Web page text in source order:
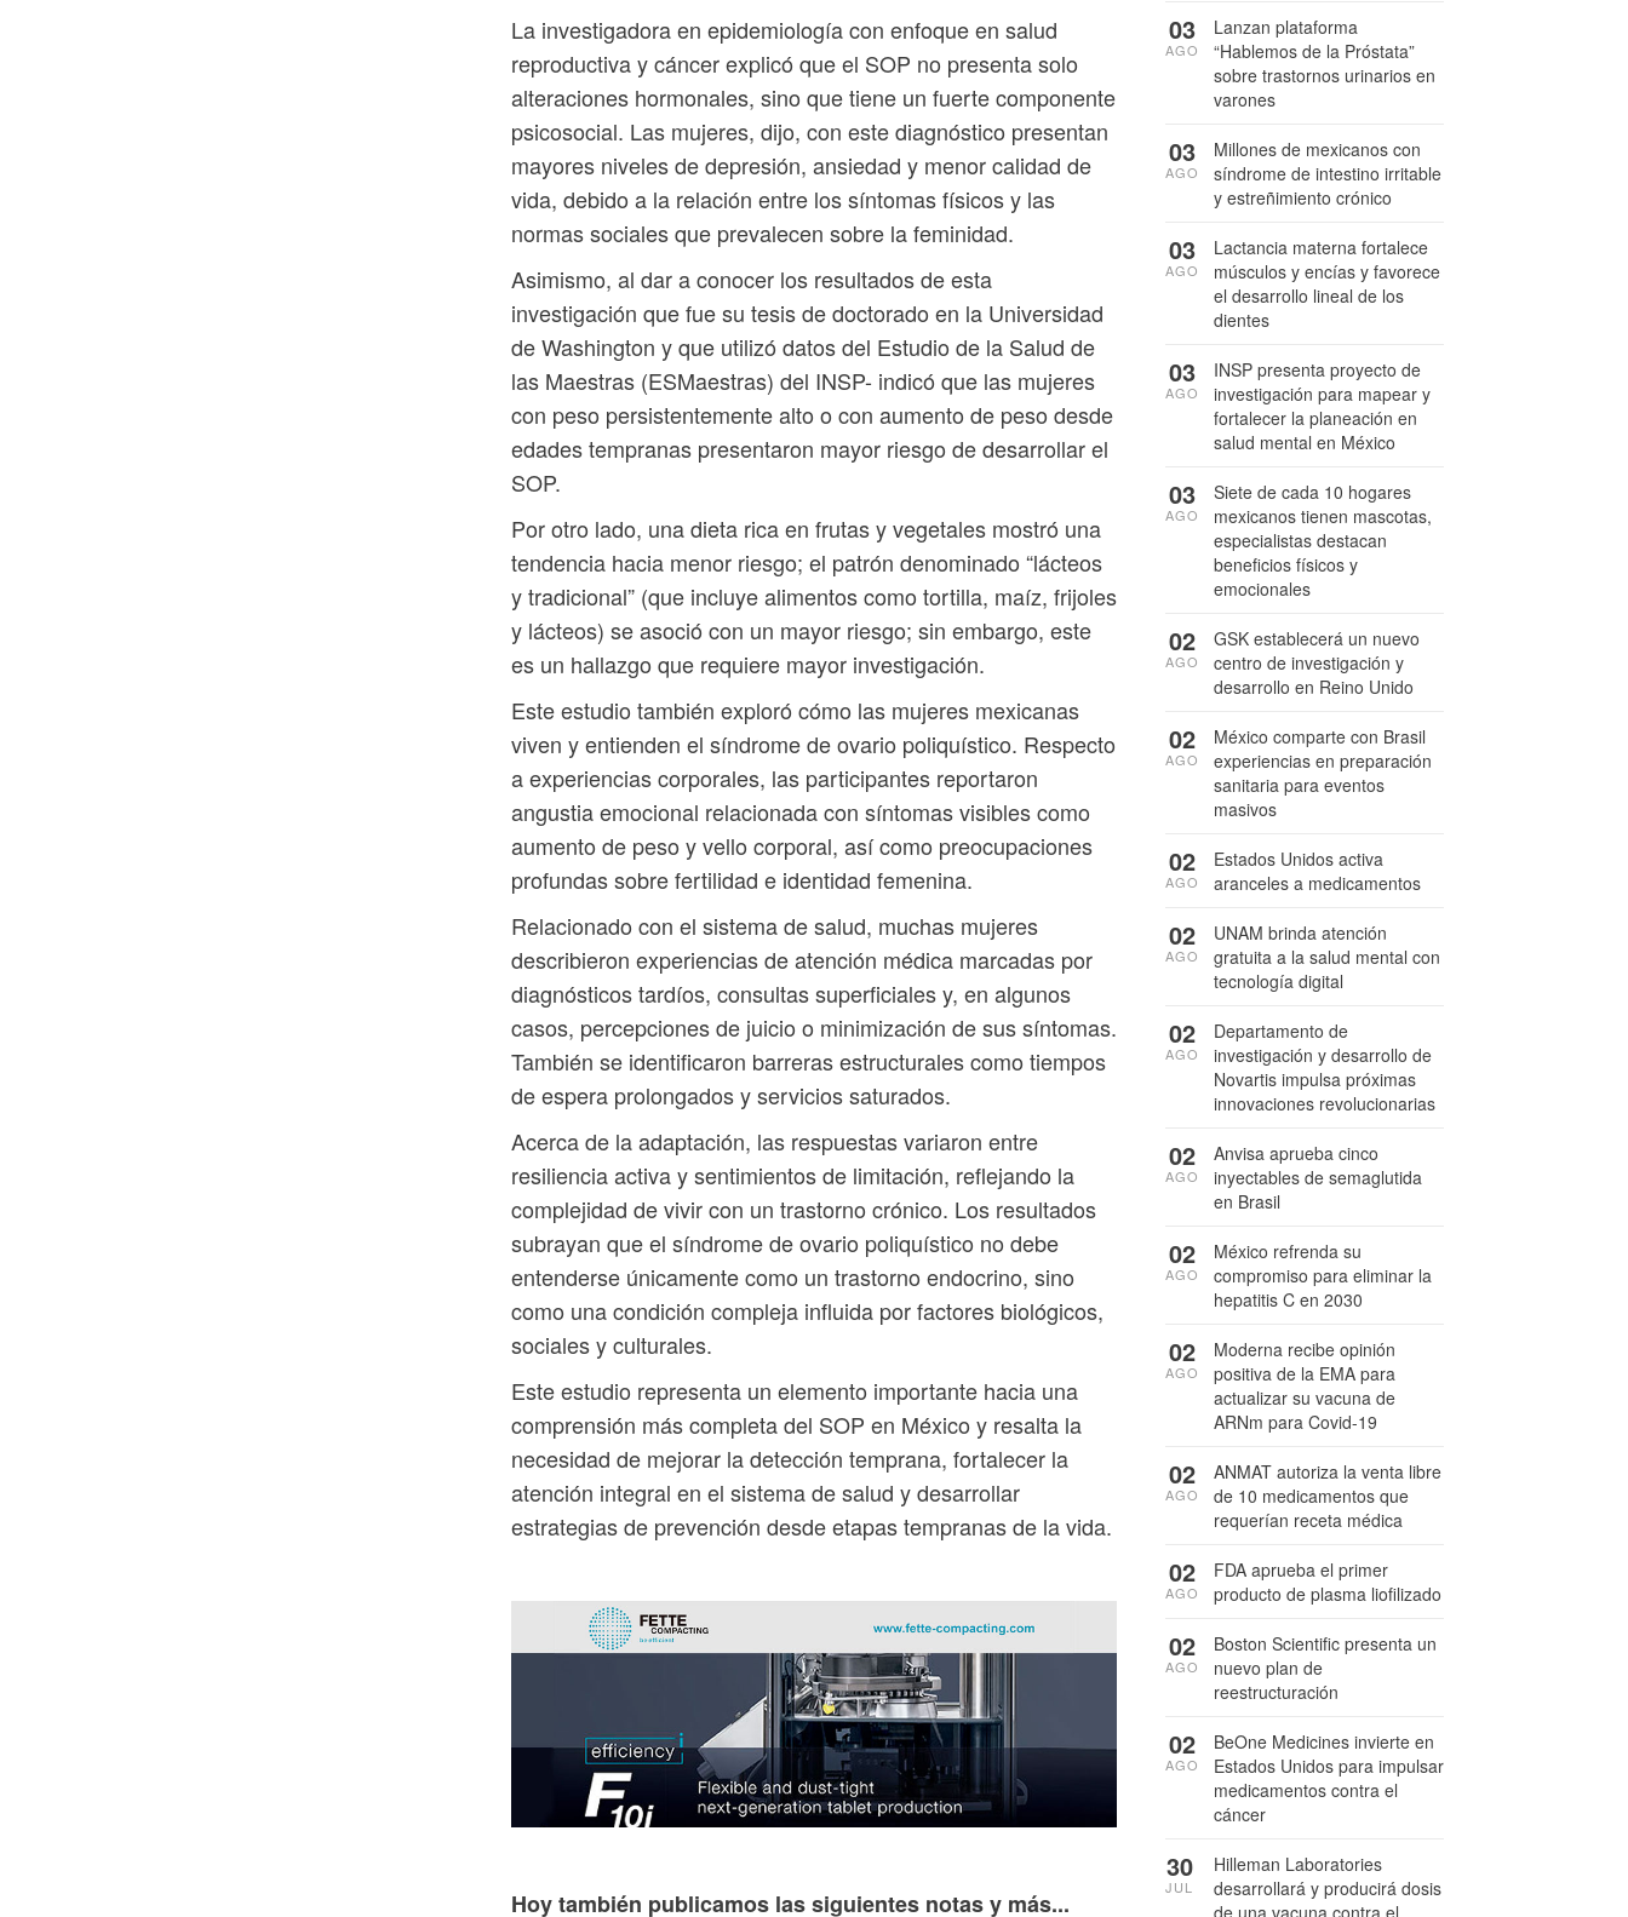
La investigadora en epidemiología con enfoque en salud
reproductiva y cáncer explicó que el SOP no presenta solo
alteraciones hormonales, sino que tiene un fuerte componente
psicosocial. Las mujeres, dijo, con este diagnóstico presentan
mayores niveles de depresión, ansiedad y menor calidad de
vida, debido a la relación entre los síntomas físicos y las
normas sociales que prevalecen sobre la feminidad.
Asimismo, al dar a conocer los resultados de esta
investigación que fue su tesis de doctorado en la Universidad
de Washington y que utilizó datos del Estudio de la Salud de
las Maestras (ESMaestras) del INSP- indicó que las mujeres
con peso persistentemente alto o con aumento de peso desde
edades tempranas presentaron mayor riesgo de desarrollar el
SOP.
Por otro lado, una dieta rica en frutas y vegetales mostró una
tendencia hacia menor riesgo; el patrón denominado “lácteos
y tradicional” (que incluye alimentos como tortilla, maíz, frijoles
y lácteos) se asoció con un mayor riesgo; sin embargo, este
es un hallazgo que requiere mayor investigación.
Este estudio también exploró cómo las mujeres mexicanas
viven y entienden el síndrome de ovario poliquístico. Respecto
a experiencias corporales, las participantes reportaron
angustia emocional relacionada con síntomas visibles como
aumento de peso y vello corporal, así como preocupaciones
profundas sobre fertilidad e identidad femenina.
Relacionado con el sistema de salud, muchas mujeres
describieron experiencias de atención médica marcadas por
diagnósticos tardíos, consultas superficiales y, en algunos
casos, percepciones de juicio o minimización de sus síntomas.
También se identificaron barreras estructurales como tiempos
de espera prolongados y servicios saturados.
Acerca de la adaptación, las respuestas variaron entre
resiliencia activa y sentimientos de limitación, reflejando la
complejidad de vivir con un trastorno crónico. Los resultados
subrayan que el síndrome de ovario poliquístico no debe
entenderse únicamente como un trastorno endocrino, sino
como una condición compleja influida por factores biológicos,
sociales y culturales.
Este estudio representa un elemento importante hacia una
comprensión más completa del SOP en México y resalta la
necesidad de mejorar la detección temprana, fortalecer la
atención integral en el sistema de salud y desarrollar
estrategias de prevención desde etapas tempranas de la vida.
Hoy también publicamos las siguientes notas y más...
Lanzan plataforma
“Hablemos de la Próstata”
sobre trastornos urinarios en
varones
03
AGO
Millones de mexicanos con
síndrome de intestino irritable
y estreñimiento crónico
03
AGO
Lactancia materna fortalece
músculos y encías y favorece
el desarrollo lineal de los
dientes
03
AGO
INSP presenta proyecto de
investigación para mapear y
fortalecer la planeación en
salud mental en México
03
AGO
Siete de cada 10 hogares
mexicanos tienen mascotas,
especialistas destacan
beneficios físicos y
emocionales
03
AGO
GSK establecerá un nuevo
centro de investigación y
desarrollo en Reino Unido
02
AGO
México comparte con Brasil
experiencias en preparación
sanitaria para eventos
masivos
02
AGO
Estados Unidos activa
aranceles a medicamentos
02
AGO
UNAM brinda atención
gratuita a la salud mental con
tecnología digital
02
AGO
Departamento de
investigación y desarrollo de
Novartis impulsa próximas
innovaciones revolucionarias
02
AGO
Anvisa aprueba cinco
inyectables de semaglutida
en Brasil
02
AGO
México refrenda su
compromiso para eliminar la
hepatitis C en 2030
02
AGO
Moderna recibe opinión
positiva de la EMA para
actualizar su vacuna de
ARNm para Covid-19
02
AGO
ANMAT autoriza la venta libre
de 10 medicamentos que
requerían receta médica
02
AGO
FDA aprueba el primer
producto de plasma liofilizado
02
AGO
Boston Scientific presenta un
nuevo plan de
reestructuración
02
AGO
BeOne Medicines invierte en
Estados Unidos para impulsar
medicamentos contra el
cáncer
02
AGO
Hilleman Laboratories
desarrollará y producirá dosis
de una vacuna contra el
30
JUL